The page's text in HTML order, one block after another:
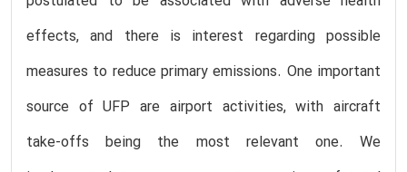
effects, and there is interest regarding possible
measures to reduce primary emissions. One important
source of UFP are airport activities, with aircraft
take-offs being the most relevant one. We